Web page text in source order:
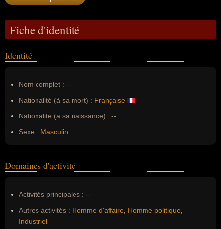
Fiche d'identité
Identité
Nom complet : --
Nationalité (à sa mort) : Française
Nationalité (à sa naissance) : --
Sexe : Masculin
Domaines d'activité
Activités principales : --
Autres activités : Homme d'affaire Homme politique
Industriel